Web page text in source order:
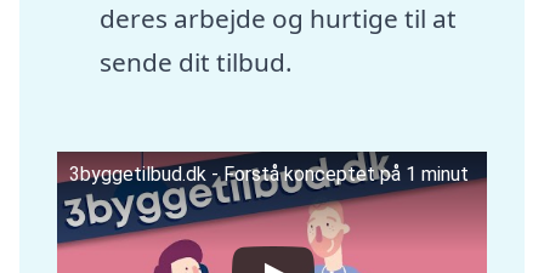
deres arbejde og hurtige til at
sende dit tilbud.
3byggetilbud.dk - Forstå konceptet på 1 minut